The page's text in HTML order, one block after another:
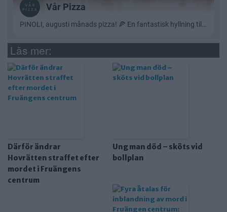
Läs mer:
Därför ändrar
Hovrätten straffet efter
mordet i Fruängens
centrum
Ung man död – sköts vid
bollplan